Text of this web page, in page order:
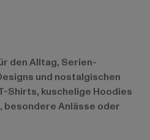
den Alltag, Serien-
und nostalgischen
Shirts, kuschelige Hoodies
besondere Anlässe oder